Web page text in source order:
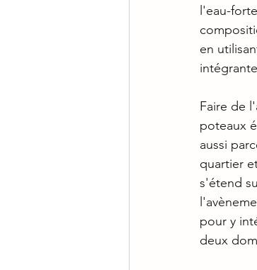
l'eau-
en
Faire de
poteaux
aussi
quartier
s'étend
pour y
deux